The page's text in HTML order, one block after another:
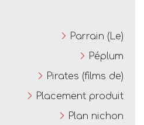
Parrain (Le)
Péplum
Pirates (films de)
Placement produit
Plan nichon